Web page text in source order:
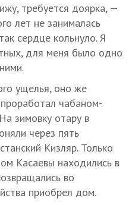
требуется доярка, —
лет не занималась
сердце кольнуло. Я
для меня было одно
ущелья, оно же
чабаном-
зимовку отару в
через пять
Кизляр. Только
Касаевы находились в
во
приобрел дом.